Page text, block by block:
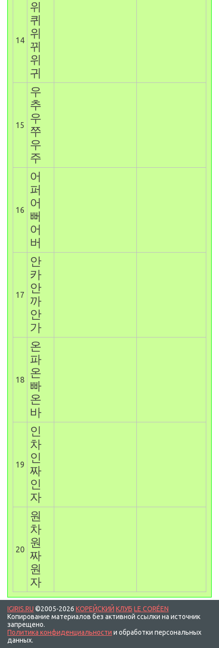
14
위
퀴
위
뀌
위
귀
15
우
추
우
쭈
우
주
16
어
퍼
어
뻐
어
버
17
안
카
안
까
안
가
18
온
파
온
빠
온
바
19
인
차
인
짜
인
자
20
원
차
원
짜
원
자
IGIRIS.RU ©2005-2026 КОРЕЙСКИЙ КЛУБ LE CORÉEN
Копирование материалов без активной ссылки на источник
запрещено.
Политика конфиденциальности и обработки персональных
данных.